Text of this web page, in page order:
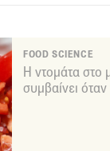
FOOD SCIENCE
Η ντομάτα στο
συμβαίνει